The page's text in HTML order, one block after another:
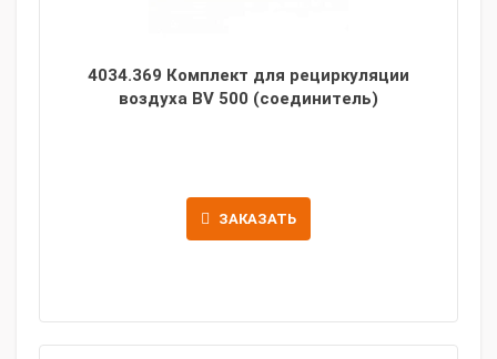
4034.369 Комплект для рециркуляции
воздуха BV 500 (соединитель)
ЗАКАЗАТЬ